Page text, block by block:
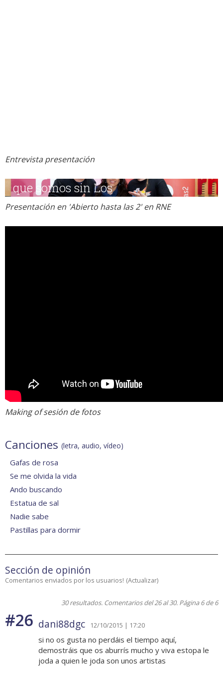
Entrevista presentación
Presentación en 'Abierto hasta las 2' en RNE
Making of sesión de fotos
Canciones (letra, audio, vídeo)
Gafas de rosa
Se me olvida la vida
Ando buscando
Estatua de sal
Nadie sabe
Pastillas para dormir
Sección de opinión
Comentarios enviados por los usuarios! (Actualizar)
30 resultados. Comentarios del 26 al 30. Página 6 de 6
#26 dani88dgc 12/10/2015 | 17:20
si no os gusta no perdáis el tiempo aquí,
demostráis que os aburrís mucho y viva estopa le
joda a quien le joda son unos artistas